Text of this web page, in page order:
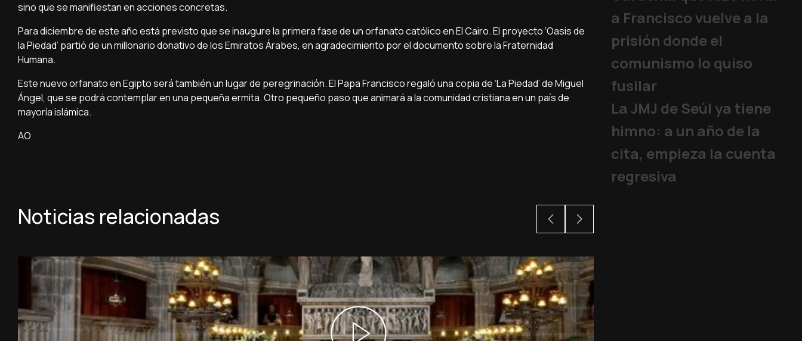
sino que se manifiestan en acciones concretas.
Para diciembre de este año está previsto que se inaugure la primera fase de un orfanato católico en El Cairo. El proyecto ‘Oasis de
la Piedad’ partió de un millonario donativo de los Emiratos Árabes, en agradecimiento por el documento sobre la Fraternidad
Humana.
Este nuevo orfanato en Egipto será también un lugar de peregrinación. El Papa Francisco regaló una copia de ‘La Piedad’ de Miguel
Ángel, que se podrá contemplar en una pequeña ermita. Otro pequeño paso que animará a la comunidad cristiana en un país de
mayoría islámica.
AO
Noticias relacionadas
a Francisco vuelve a la
prisión donde el
comunismo lo quiso
fusilar
La JMJ de Seúl ya tiene
himno: a un año de la
cita, empieza la cuenta
regresiva